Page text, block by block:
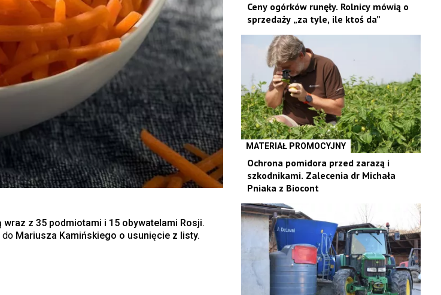
z 35 podmiotami i 15 obywatelami Rosji.
do Mariusza Kamińskiego o usunięcie z listy.
Ceny ogórków runęły. Rolnicy mówią o
sprzedaży „za tyle, ile ktoś da”
MATERIAŁ PROMOCYJNY
Ochrona pomidora przed zarazą i
szkodnikami. Zalecenia dr Michała
Pniaka z Biocont